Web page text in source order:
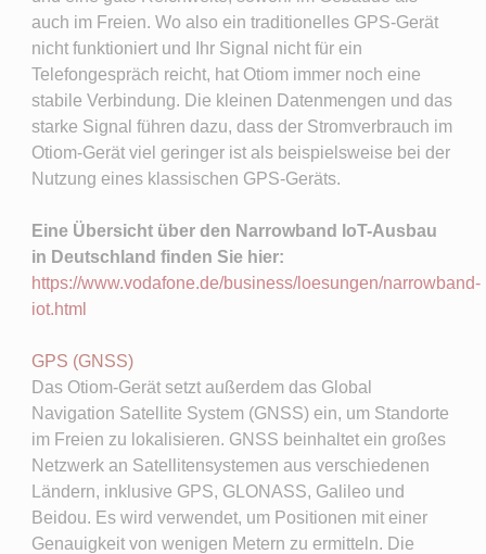
auch im Freien. Wo also ein traditionelles GPS-Gerät
nicht funktioniert und Ihr Signal nicht für ein
Telefongespräch reicht, hat Otiom immer noch eine
stabile Verbindung. Die kleinen Datenmengen und das
starke Signal führen dazu, dass der Stromverbrauch im
Otiom-Gerät viel geringer ist als beispielsweise bei der
Nutzung eines klassischen GPS-Geräts.
Eine Übersicht über den Narrowband IoT-Ausbau
in Deutschland finden Sie hier:
https://www.vodafone.de/business/loesungen/narrowband-
iot.html
GPS (GNSS) ​
Das Otiom-Gerät setzt außerdem das Global
Navigation Satellite System (GNSS) ein, um Standorte
im Freien zu lokalisieren. GNSS beinhaltet ein großes
Netzwerk an Satellitensystemen aus verschiedenen
Ländern, inklusive GPS, GLONASS, Galileo und
Beidou. Es wird verwendet, um Positionen mit einer
Genauigkeit von wenigen Metern zu ermitteln. Die